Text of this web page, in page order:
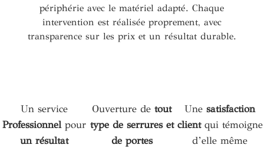
périphérie avec le matériel adapté. Chaque
intervention est réalisée proprement, avec
transparence sur les prix et un résultat durable.
Un service
Professionnelpour
un résultat
Ouverture detout
type de serrures et
de portes
Unesatisfaction
clientqui témoigne
d’elle même